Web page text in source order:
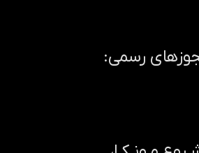
رسمی: